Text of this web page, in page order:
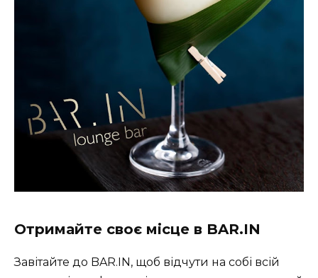
Отримайте своє місце в BAR.IN
Завітайте до BAR.IN, щоб відчути на собі всій